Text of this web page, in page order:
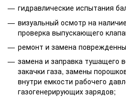
гидравлические испытания
визуальный осмотр на
проверка выпускающего
ремонт и замена
замена и заправка тушащего
закачки газа, замены
внутри емкости рабочего
газогенерирующих зарядов;